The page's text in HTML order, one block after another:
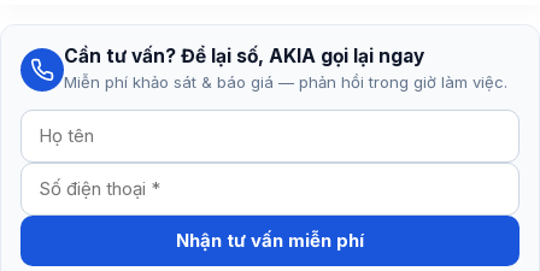
Cần tư vấn? Để lại số, AKIA gọi lại ngay
Miễn phí khảo sát & báo giá — phản hồi trong giờ làm việc.
Nhận tư vấn miễn phí